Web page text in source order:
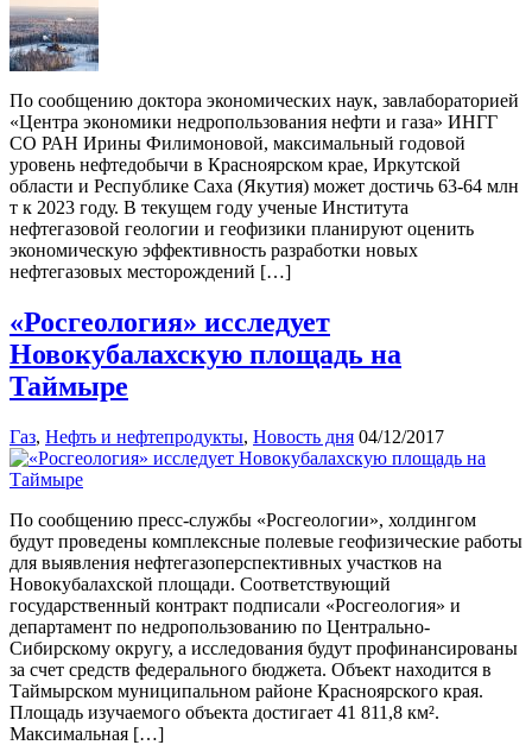
По сообщению доктора экономических наук, завлабораторией
«Центра экономики недропользования нефти и газа» ИНГГ
СО РАН Ирины Филимоновой, максимальный годовой
уровень нефтедобычи в Красноярском крае, Иркутской
области и Республике Саха (Якутия) может достичь 63-64 млн
т к 2023 году. В текущем году ученые Института
нефтегазовой геологии и геофизики планируют оценить
экономическую эффективность разработки новых
нефтегазовых месторождений […]
«Росгеология» исследует
Новокубалахскую площадь на
Таймыре
Газ, Нефть и нефтепродукты, Новость дня 04/12/2017
По сообщению пресс-службы «Росгеологии», холдингом
будут проведены комплексные полевые геофизические работы
для выявления нефтегазоперспективных участков на
Новокубалахской площади. Соответствующий
государственный контракт подписали «Росгеология» и
департамент по недропользованию по Центрально-
Сибирскому округу, а исследования будут профинансированы
за счет средств федерального бюджета. Объект находится в
Таймырском муниципальном районе Красноярского края.
Площадь изучаемого объекта достигает 41 811,8 км².
Максимальная […]